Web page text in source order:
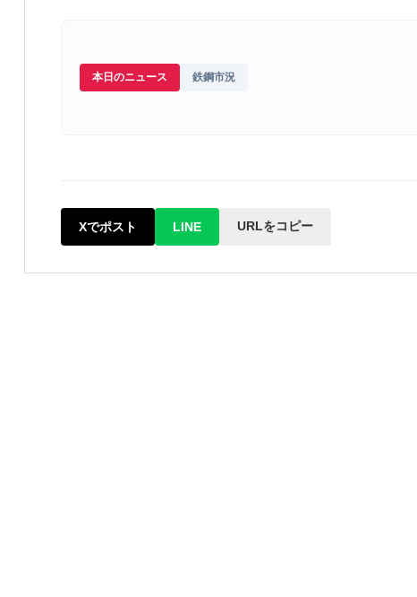
本日のニュース 鉄鋼市況
Xでポスト LINE URLをコピー